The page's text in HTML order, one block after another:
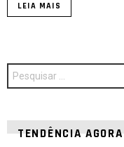
LEIA MAIS
Procurar
por:
TENDÊNCIA AGORA